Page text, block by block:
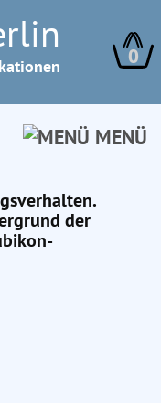
0
MENÜ
der